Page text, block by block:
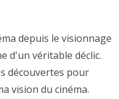
depuis le visionnage
d'un véritable déclic.
découvertes pour
vision du cinéma.